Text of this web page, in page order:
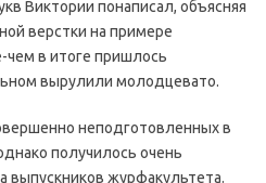
Виктории понаписал, объясняя
верстки на примере
чем в итоге пришлось
вырулили молодцевато.
неподготовленных в
получилось очень
выпускников журфакультета.